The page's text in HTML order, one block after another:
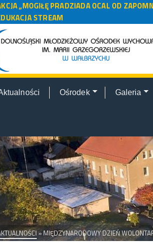
„MOGIŁĘ PRADZIADA OCAL OD
STREAM
Ośrodek Galeria
» MIĘDZYNARODOWY DZIEŃ